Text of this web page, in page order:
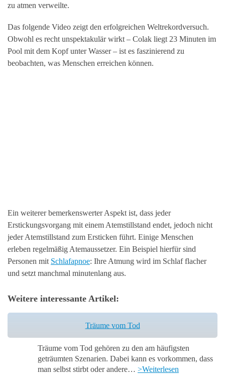
zu atmen verweilte.
Das folgende Video zeigt den erfolgreichen Weltrekordversuch.
Obwohl es recht unspektakulär wirkt – Colak liegt 23 Minuten im
Pool mit dem Kopf unter Wasser – ist es faszinierend zu
beobachten, was Menschen erreichen können.
Ein weiterer bemerkenswerter Aspekt ist, dass jeder
Erstickungsvorgang mit einem Atemstillstand endet, jedoch nicht
jeder Atemstillstand zum Ersticken führt. Einige Menschen
erleben regelmäßig Atemaussetzer. Ein Beispiel hierfür sind
Personen mit Schlafapnoe: Ihre Atmung wird im Schlaf flacher
und setzt manchmal minutenlang aus.
Weitere interessante Artikel:
Träume vom Tod
Träume vom Tod gehören zu den am häufigsten
geträumten Szenarien. Dabei kann es vorkommen, dass
man selbst stirbt oder andere… >Weiterlesen